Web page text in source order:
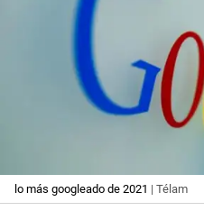
lo más googleado de 2021 | Télam